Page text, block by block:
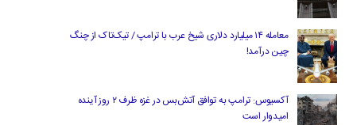
معامله ۱۴ میلیارد دلاری شیخ عرب با ترامپ / تیک‌تاک از چنگ
چین درآمد!
آکسیوس: ترامپ به توافق آتش‌بس در غزه ظرف ۲ روز آینده
امیدوار است